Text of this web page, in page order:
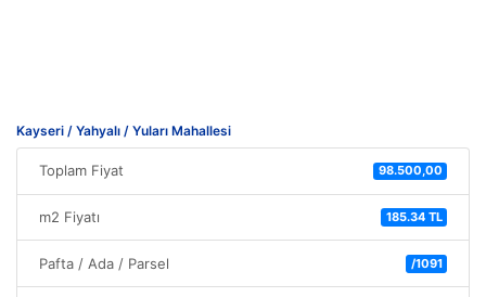
Kayseri / Yahyalı / Yuları Mahallesi
Toplam Fiyat 98.500,00
m2 Fiyatı 185.34 TL
Pafta / Ada / Parsel /1091